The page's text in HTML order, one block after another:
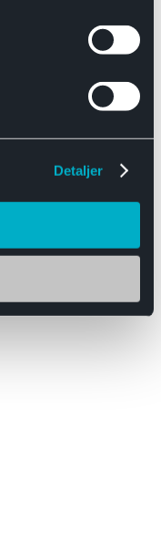
Detaljer